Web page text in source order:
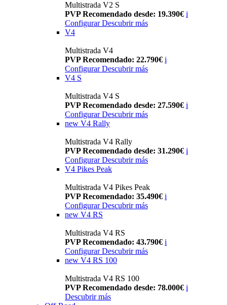
Multistrada V2 S
PVP Recomendado desde: 19.390€ i
Configurar Descubrir más
V4
Multistrada V4
PVP Recomendado: 22.790€ i
Configurar Descubrir más
V4 S
Multistrada V4 S
PVP Recomendado desde: 27.590€ i
Configurar Descubrir más
new V4 Rally
Multistrada V4 Rally
PVP Recomendado desde: 31.290€ i
Configurar Descubrir más
V4 Pikes Peak
Multistrada V4 Pikes Peak
PVP Recomendado: 35.490€ i
Configurar Descubrir más
new V4 RS
Multistrada V4 RS
PVP Recomendado: 43.790€ i
ConfigurarDescubrir más
new V4 RS 100
Multistrada V4 RS 100
PVP Recomendado desde: 78.000€ i
Descubrir más